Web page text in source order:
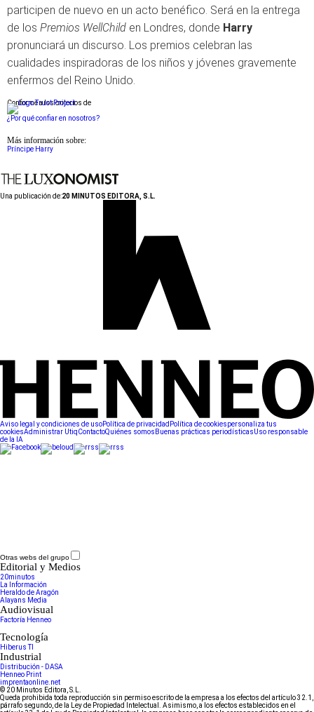
participen de nuevo en un acto benéfico. Será en la entrega
de los Premios WellChild en Londres, donde Harry
pronunciará un discurso. Los premios celebran las
cualidades inspiradoras de los niños y jóvenes gravemente
enfermos del Reino Unido.
Conforme a los criterios de
¿Por qué confiar en nosotros?
Más información sobre:
Príncipe Harry
Una publicación de:20 MINUTOS EDITORA, S.L.
Aviso legal y condiciones de usoPolítica de privacidad Política de cookiespersonaliza tus
cookiesAdministrar UtiqContactoQuiénes somos Buenas prácticas periodísticasUso responsable
de la IA
Otras webs del grupo
Editorial y Medios
20minutos
La Información
Heraldo de Aragón
Alayans Media
Audiovisual
Factoría Henneo
Tecnología
Hiberus TI
Industrial
Distribución - DASA
Henneo Print
imprentaonline.net
© 20 Minutos Editora, S.L.
Queda prohibida toda reproducción sin permiso escrito de la empresa a los efectos del artículo 32.1,
párrafo segundo, de la Ley de Propiedad Intelectual. Asimismo, a los efectos establecidos en el